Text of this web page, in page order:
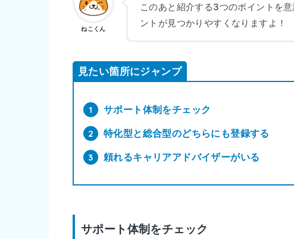
ねこくん
このあと紹介する3つのポイントを
ントが見つかりやすくなりますよ！
見たい箇所にジャンプ
サポート体制をチェック
特化型と総合型のどちらにも登録する
頼れるキャリアアドバイザーがいる
サポート体制をチェック